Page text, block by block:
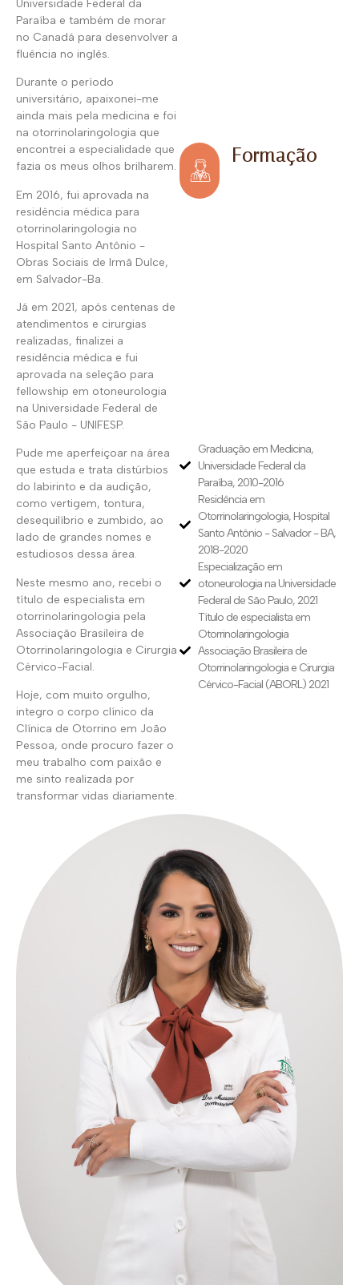
Universidade Federal da
Paraíba e também de morar
no Canadá para desenvolver a
fluência no inglês.
Durante o período
universitário, apaixonei-me
ainda mais pela medicina e foi
na otorrinolaringologia que
encontrei a especialidade que
fazia os meus olhos brilharem.
Em 2016, fui aprovada na
residência médica para
otorrinolaringologia no
Hospital Santo Antônio -
Obras Sociais de Irmã Dulce,
em Salvador-Ba.
Já em 2021, após centenas de
atendimentos e cirurgias
realizadas, finalizei a
residência médica e fui
aprovada na seleção para
fellowship em otoneurologia
na Universidade Federal de
São Paulo - UNIFESP.
Pude me aperfeiçoar na área
que estuda e trata distúrbios
do labirinto e da audição,
como vertigem, tontura,
desequilíbrio e zumbido, ao
lado de grandes nomes e
estudiosos dessa área.
Neste mesmo ano, recebi o
título de especialista em
otorrinolaringologia pela
Associação Brasileira de
Otorrinolaringologia e Cirurgia
Cérvico-Facial.
Hoje, com muito orgulho,
integro o corpo clínico da
Clínica de Otorrino em João
Pessoa, onde procuro fazer o
meu trabalho com paixão e
me sinto realizada por
transformar vidas diariamente.
Formação
Graduação em Medicina,
Universidade Federal da
Paraíba, 2010-2016
Residência em
Otorrinolaringologia, Hospital
Santo Antônio - Salvador - BA,
2018-2020
Especialização em
otoneurologia na Universidade
Federal de São Paulo, 2021
Título de especialista em
Otorrinolaringologia
Associação Brasileira de
Otorrinolaringologia e Cirurgia
Cérvico-Facial (ABORL) 2021